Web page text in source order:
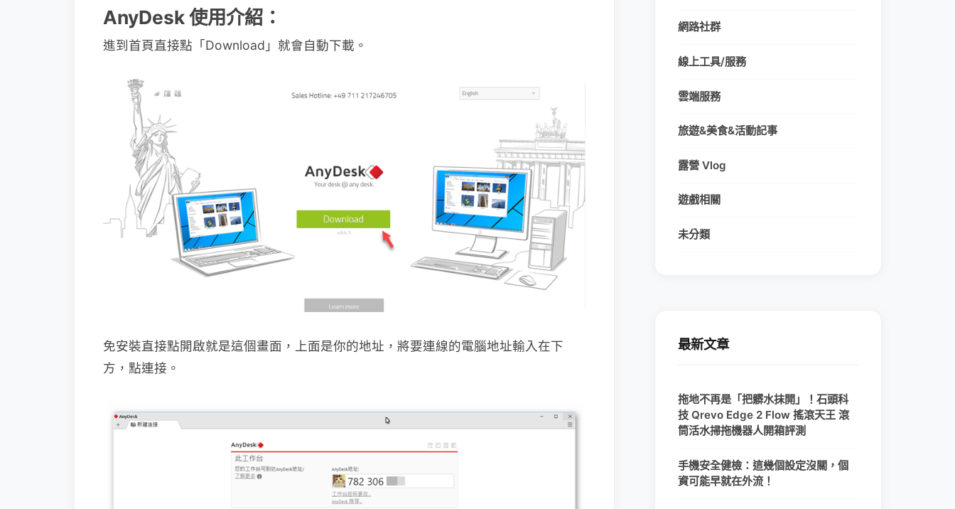
AnyDesk 使用介紹：
進到首頁直接點「Download」就會自動下載。
免安裝直接點開啟就是這個畫面，上面是你的地址，將要連線的電腦地址輸入在下
方，點連接。
網路社群
線上工具/服務
雲端服務
旅遊&美食&活動記事
露營 Vlog
遊戲相關
未分類
最新文章
拖地不再是「把髒水抹開」！石頭科
技 Qrevo Edge 2 Flow 搖滾天王 滾
筒活水掃拖機器人開箱評測
手機安全健檢：這幾個設定沒關，個
資可能早就在外流！